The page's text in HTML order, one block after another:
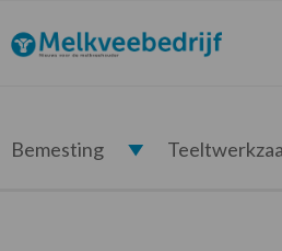
de
hoofdnavigatie
de
hoofd
de
eerste
de
voettekst
Melkveebedrijf.nl
Bemesting